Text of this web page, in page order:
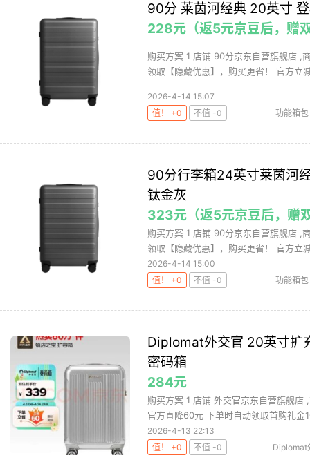
90分 莱茵河经典 20英寸
228元（返5元京豆后，赠
购买方案 1 店铺 90分京东自营旗舰店 ,
领取【隐藏优惠】，购买更省！ 官方立
2026-4-14 15:07
值！ +0
不值 -0 功能箱包
90分行李箱24英寸莱茵河
钛金灰
323元（返5元京豆后，赠
购买方案 1 店铺 90分京东自营旗舰店 ,
领取【隐藏优惠】，购买更省！ 官方立
2026-4-14 15:00
值！ +0
不值 -0 功能箱包
Diplomat外交官 20英寸扩
密码箱
284元
购买方案 1 店铺 外交官京东自营旗舰
官方直降60元 下单时自动领取首购礼金
2026-4-13 22:13
值！ +0
不值 -0 Diplomat